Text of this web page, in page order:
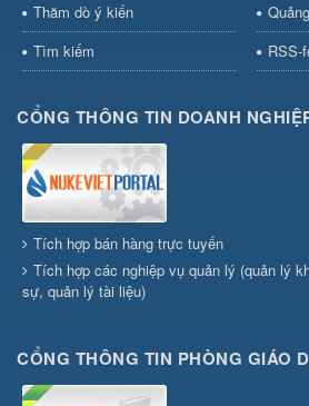
Thăm dò ý kiến
Tìm kiếm
RSS-
CỔNG THÔNG TIN DOANH
Tích hợp bán hàng trực tuyến
Tích hợp các nghiệp vụ quản lý (quản lý
sự, quản lý tài liệu)
CỔNG THÔNG TIN PHÒNG GIÁO